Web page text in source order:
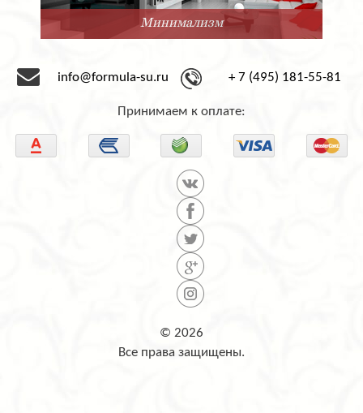
Минимализм
info@formula-su.ru + 7 (495) 181-55-81
Принимаем к оплате:
© 2026
Все права защищены.